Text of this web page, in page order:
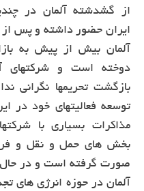
از گشدشته آلمان در
ایران حضور داشته و پس از
آلمان بیش از پیش به
دوخته است و شرکتهای
بازگشت تحریمها نگرانی
توسعه فعالیتهای خود در
مذاکرات بسیاری با
بخش های حمل و نقل و
صورت گرفته است و در حال
آلمان در حوزه انرژی های